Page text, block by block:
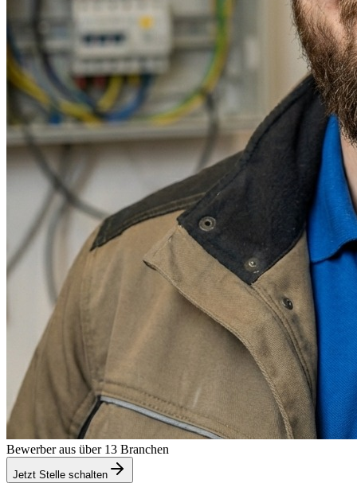
Bewerber aus über 13 Branchen
Jetzt Stelle schalten